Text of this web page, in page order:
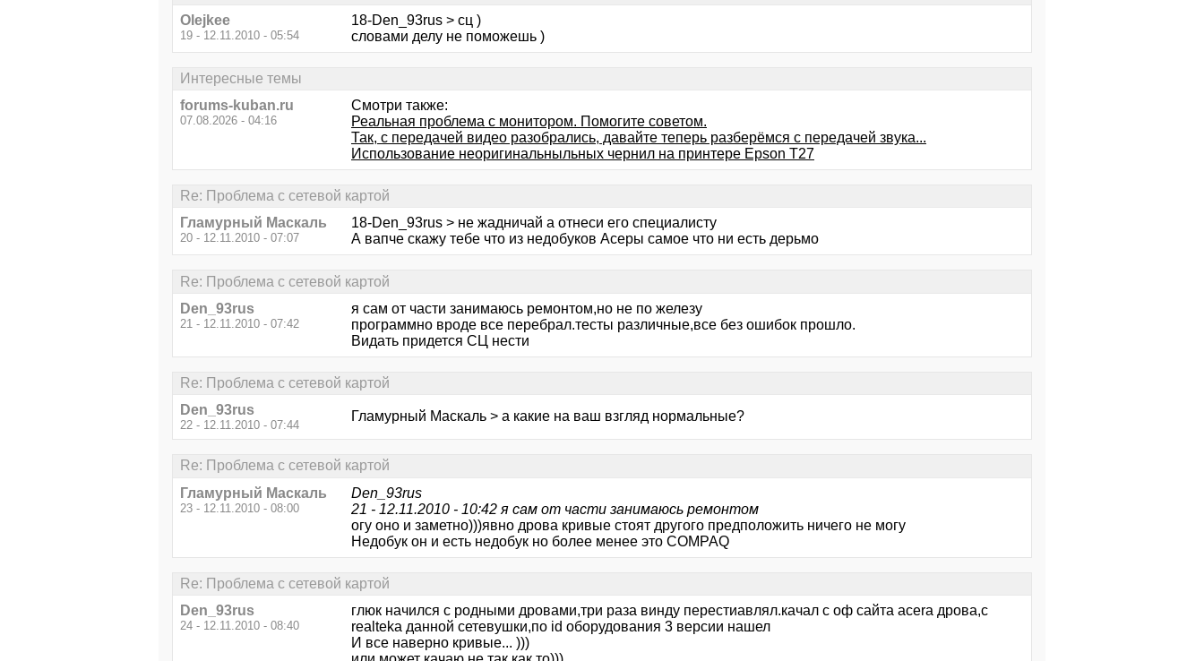
Olejkee
19 - 12.11.2010 - 05:54
18-Den_93rus > сц )
словами делу не поможешь )
Интересные темы
forums-kuban.ru
07.08.2026 - 04:16
Смотри также:
Реальная проблема с монитором. Помогите советом.
Так, с передачей видео разобрались, давайте теперь разберёмся с передачей звука...
Использование неоригинальныльных чернил на принтере Epson T27
Re: Проблема с сетевой картой
Гламурный Маскаль
20 - 12.11.2010 - 07:07
18-Den_93rus > не жадничай а отнеси его специалисту
А вапче скажу тебе что из недобуков Асеры самое что ни есть дерьмо
Re: Проблема с сетевой картой
Den_93rus
21 - 12.11.2010 - 07:42
я сам от части занимаюсь ремонтом,но не по железу
программно вроде все перебрал.тесты различные,все без ошибок прошло.
Видать придется СЦ нести
Re: Проблема с сетевой картой
Den_93rus
22 - 12.11.2010 - 07:44
Гламурный Маскаль > а какие на ваш взгляд нормальные?
Re: Проблема с сетевой картой
Гламурный Маскаль
23 - 12.11.2010 - 08:00
Den_93rus
21 - 12.11.2010 - 10:42 я сам от части занимаюсь ремонтом
огу оно и заметно)))явно дрова кривые стоят другого предположить ничего не могу
Недобук он и есть недобук но более менее это COMPAQ
Re: Проблема с сетевой картой
Den_93rus
24 - 12.11.2010 - 08:40
глюк начился с родными дровами,три раза винду перестиавлял.качал с оф сайта acera дрова,с
realteka данной сетевушки,по id оборудования 3 версии нашел
И все наверно кривые... )))